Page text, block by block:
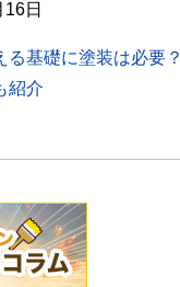
日
る基礎に塗装は必要
紹介